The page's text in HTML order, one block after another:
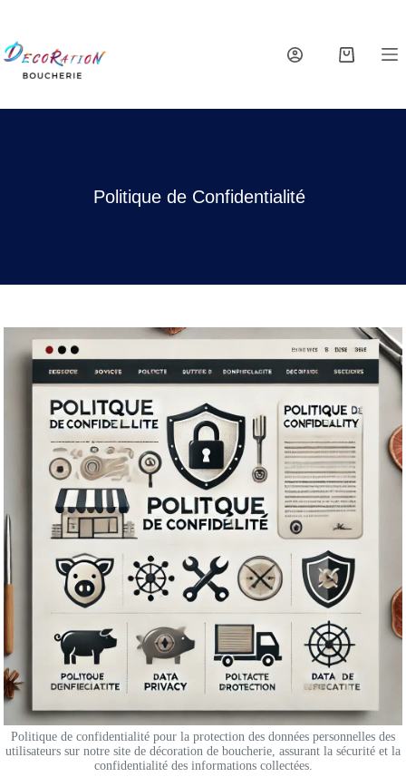
Politique de Confidentialité
Politique de confidentialité pour la protection des données personnelles des
utilisateurs sur notre site de décoration de boucherie, assurant la sécurité et la
confidentialité des informations collectées.